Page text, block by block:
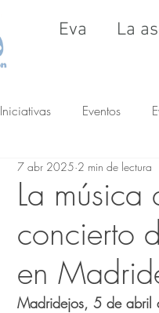
Eva La
Iniciativas Eventos
La
concierto
en
7 abr 2025 2 min de lectura
Madridejos, 5 de